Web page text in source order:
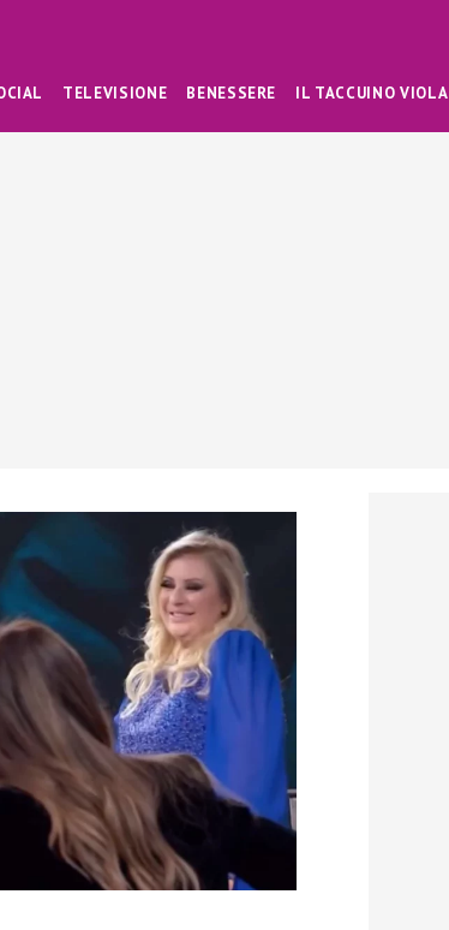
TELEVISIONE BENESSERE IL TACCUINO VIOLA